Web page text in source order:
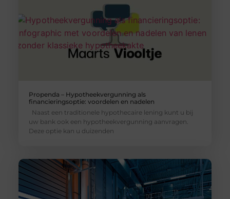
Propenda – Hypotheekvergunning als
financieringsoptie: voordelen en nadelen
Naast een traditionele hypothecaire lening kunt u bij
uw bank ook een hypotheekvergunning aanvragen.
Deze optie kan u duizenden